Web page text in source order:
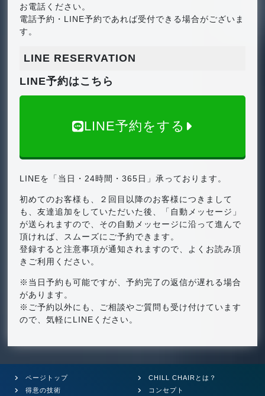
お電話ください。
電話予約・LINE予約であれば受付できる場合がございま
す。
LINE RESERVATION
LINE予約はこちら
LINE予約をする
LINEを「当日・24時間・365日」承っております。
初めてのお客様も、２回目以降のお客様につきまして
も、友達追加をしていただいた後、「自動メッセージ」
が送られますので、その自動メッセージに沿って進んで
頂ければ、スムーズにご予約できます。
登録すると注意事項が通知されますので、よくお読み頂
きご利用ください。
※当日予約も可能ですが、予約完了の返信が遅れる場合
があります。
※ご予約以外にも、ご相談やご質問も受け付けています
ので、気軽にLINEください。
ページトップ
CHILL CHAIRとは？
得意の技術
コンセプト